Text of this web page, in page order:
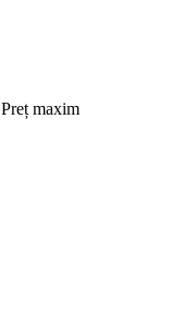
Preț maxim